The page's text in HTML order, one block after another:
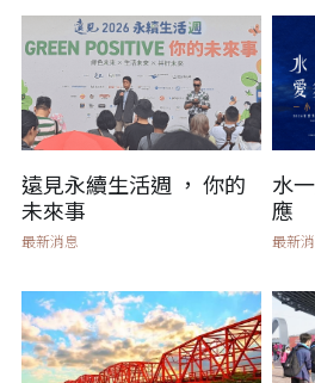
遠見永續生活週 ， 你的
未來事
最新消息
水
應
最新